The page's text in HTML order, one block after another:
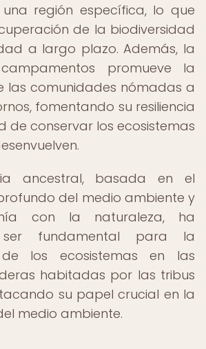
región específica, lo que
de la biodiversidad
a largo plazo. Además, la
promueve la
las comunidades nómadas a
fomentando su resiliencia
de conservar los ecosistemas
ancestral, basada en el
del medio ambiente y
con la naturaleza, ha
ser fundamental para la
de los ecosistemas en las
habitadas por las tribus
su papel crucial en la
medio ambiente.